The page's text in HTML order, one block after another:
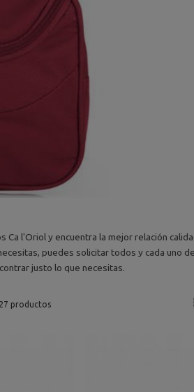
Ca l'Oriol y encuentra la mejor relación
puedes solicitar todos y cada uno
justo lo que necesitas.
27 productos